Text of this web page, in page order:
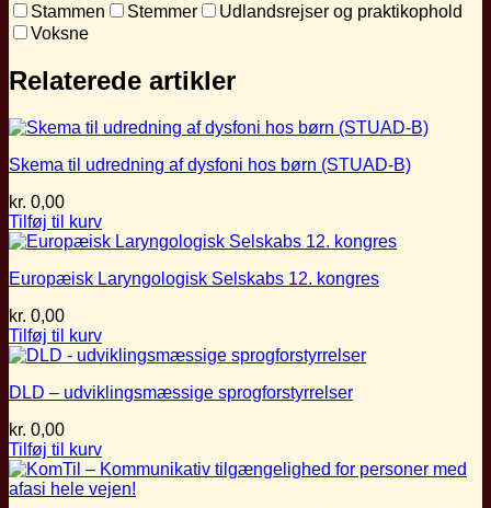
Stammen
Stemmer
Udlandsrejser og praktikophold
Voksne
Relaterede artikler
Skema til udredning af dysfoni hos børn (STUAD-B)
kr. 0,00
Tilføj til kurv
Europæisk Laryngologisk Selskabs 12. kongres
kr. 0,00
Tilføj til kurv
DLD – udviklingsmæssige sprogforstyrrelser
kr. 0,00
Tilføj til kurv